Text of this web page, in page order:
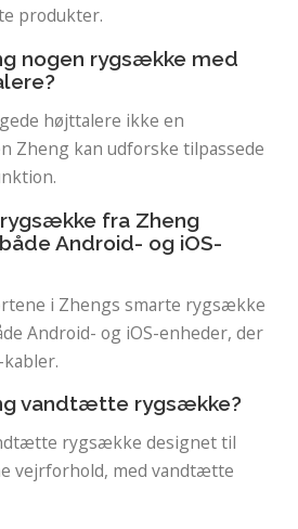
produkter.
nogen rygsække med
højttalere ikke en
Zheng kan udforske tilpassede
fra Zheng
Android- og iOS-
i Zhengs smarte rygsække
Android- og iOS-enheder, der
vandtætte rygsække?
rygsække designet til
vejrforhold, med vandtætte